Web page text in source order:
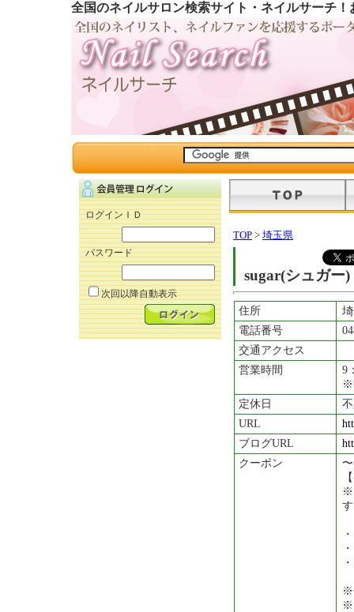
全国のネイルサロン検索サイト・ネイルサーチ
ログインＩＤ
パスワード
次回以降自動表示
TOP > 埼玉県
sugar(シュガー)
住所
電話番号
交通アクセス
営業時間
※
定休日
URL
ブログURL
クーポン
※
※
※